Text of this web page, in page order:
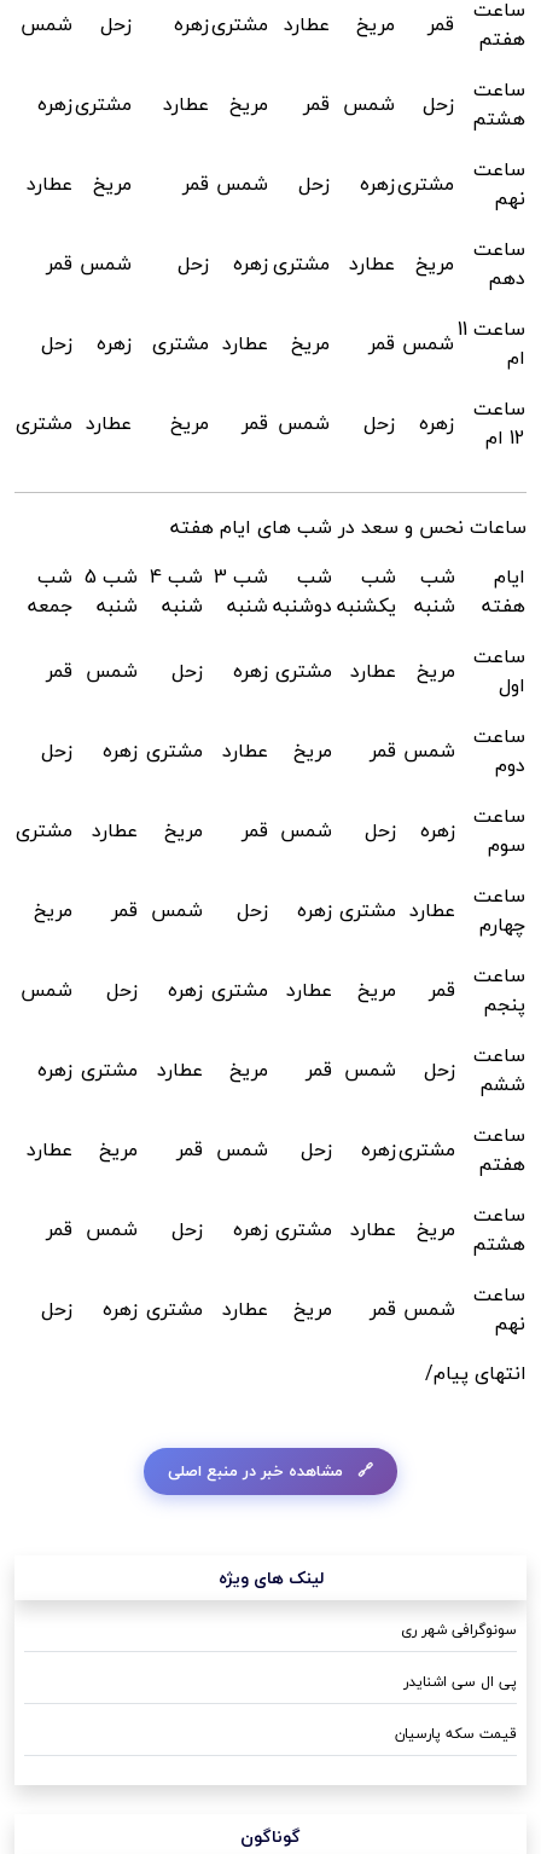
ساعت
هفتم
قمر مریخ عطارد مشتریزهره زحل
شمس
ساعت
هشتم
زحل شمس قمر مریخ عطارد مشتریزهره
ساعت
نهم
مشتریزهره زحل شمس قمر مریخ
عطارد
ساعت
دهم
مریخ عطارد مشتریزهره زحل شمس قمر
ساعت 11
ام
شمس قمر مریخ عطارد مشتری زهره
زحل
ساعت
12 ام
زهره زحل شمس قمر مریخ عطارد مشتری
ساعات نحس و سعد در شب های ایام هفته
ایام
هفته
شب
شنبه
شب
یکشنبه
شب
دوشنبه
شب 3
شنبه
شب 4
شنبه
شب 5
شنبه
شب
جمعه
ساعت
اول
مریخ عطارد مشتری زهره زحل شمس
قمر
ساعت
دوم
شمس قمر مریخ عطارد مشتری زهره
زحل
ساعت
سوم
زهره زحل شمس قمر مریخ عطارد
مشتری
ساعت
چهارم
عطارد مشتری زهره زحل شمس قمر
مریخ
ساعت
پنجم
قمر مریخ عطارد مشتری زهره زحل
شمس
ساعت
ششم
زحل شمس قمر مریخ عطارد مشتری زهره
ساعت
هفتم
مشتریزهره زحل شمس قمر مریخ
عطارد
ساعت
هشتم
مریخ عطارد مشتری زهره زحل شمس
قمر
ساعت
نهم
شمس قمر مریخ عطارد مشتری زهره
زحل
انتهای پیام/
مشاهده خبر در منبع اصلی
لینک های ویژه
سونوگرافی شهر ری
پی ال سی اشنایدر
قیمت سکه پارسیان
گوناگون